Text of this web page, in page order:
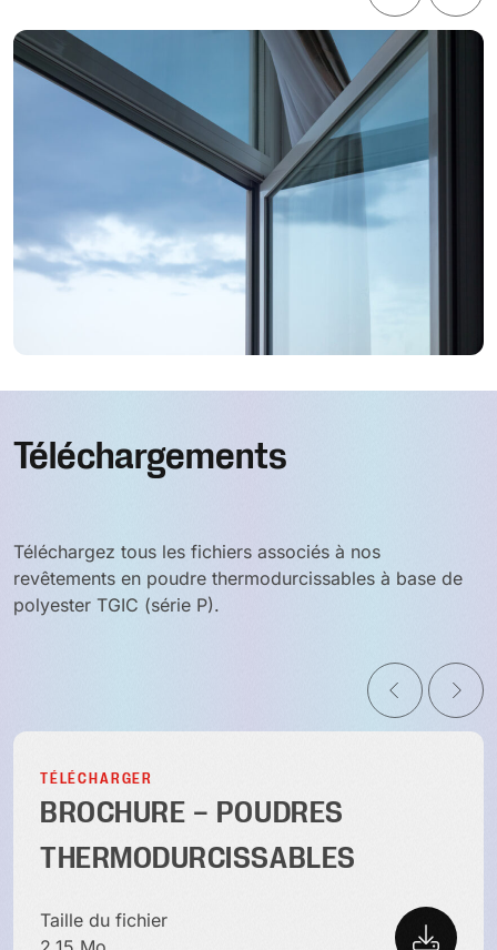
Téléchargements
Téléchargez tous les fichiers associés à nos
revêtements en poudre thermodurcissables à base de
polyester TGIC (série P).
TÉLÉCHARGER
BROCHURE – POUDRES
THERMODURCISSABLES
Taille du fichier